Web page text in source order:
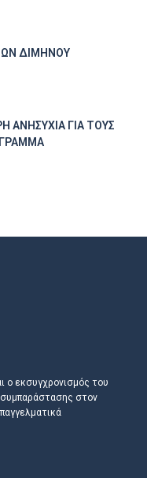
ΔΙΜΗΝΟΥ
ΑΝΗΣΥΧΙΑ ΓΙΑ ΤΟΥΣ
ο εκσυγχρονισμός του
συμπαράστασης στον